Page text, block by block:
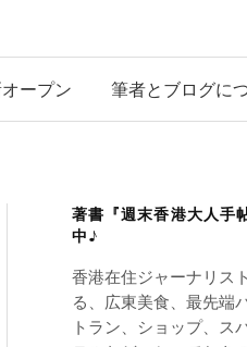
ープン 筆者とブログに
著書『週末香港大人手
中♪
香港在住ジャーナリス
る、広東美食、最先端
トラン、ショップ、ス